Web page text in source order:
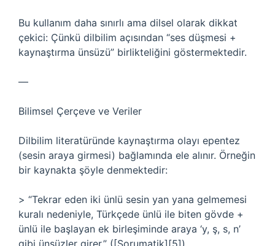
Bu kullanım daha sınırlı ama dilsel olarak dikkat
çekici: Çünkü dilbilim açısından “ses düşmesi +
kaynaştırma ünsüzü” birlikteliğini göstermektedir.
—
Bilimsel Çerçeve ve Veriler
Dilbilim literatüründe kaynaştırma olayı epentez
(sesin araya girmesi) bağlamında ele alınır. Örneğin
bir kaynakta şöyle denmektedir:
> “Tekrar eden iki ünlü sesin yan yana gelmemesi
kuralı nedeniyle, Türkçede ünlü ile biten gövde +
ünlü ile başlayan ek birleşiminde araya ‘y, ş, s, n’
gibi ünsüzler girer.” ([Sorumatik][5])